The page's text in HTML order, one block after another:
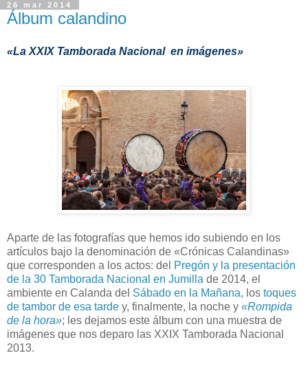
26 mar 2014
Álbum calandino
«La XXIX Tamborada Nacional en imágenes»
Aparte de las fotografías que hemos ido subiendo en los
artículos bajo la denominación de «Crónicas Calandinas»
que corresponden a los actos: del Pregón y la presentación
de la 30 Tamborada Nacional en Jumilla de 2014, el
ambiente en Calanda del Sábado en la Mañana, los toques
de tambor de esa tarde y, finalmente, la noche y «Rompida
de la hora»; les dejamos este álbum con una muestra de
imágenes que nos deparo las XXIX Tamborada Nacional
2013.